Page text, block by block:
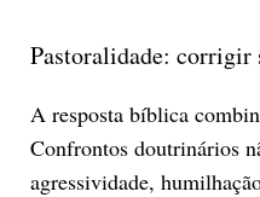
Pastoralidade: corrigir
A resposta bíblica
Confrontos doutrinários
agressividade,